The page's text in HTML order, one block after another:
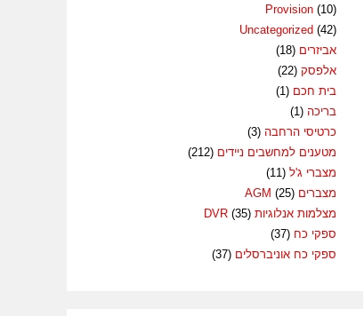
Provision (10)
Uncategorized (42)
אביזרים (18)
אלפסק (22)
בית חכם (1)
בריכה (1)
כרטיסי הרחבה (3)
מטענים למחשבים ניידים (212)
מצברי ג'ל (11)
מצברים AGM (25)
מצלמות אנלוגיות DVR (35)
ספקי כח (37)
ספקי כח אוניברסלים (37)